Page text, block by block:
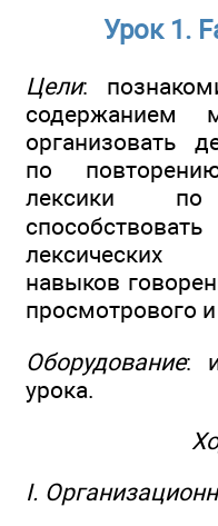
Урок 1.
Цели:
содержанием
организовать
по
лексики
лексических
навыков
просмотрового
Оборудование:
урока.
I.